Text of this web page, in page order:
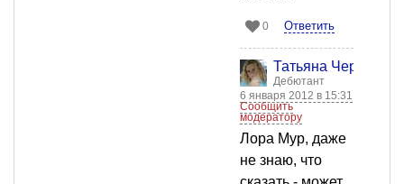
0 Ответить
Татьяна Черных
Дебютант
6 января 2012 в 15:31
Сообщить
модератору
Лора Мур, даже
не знаю, что